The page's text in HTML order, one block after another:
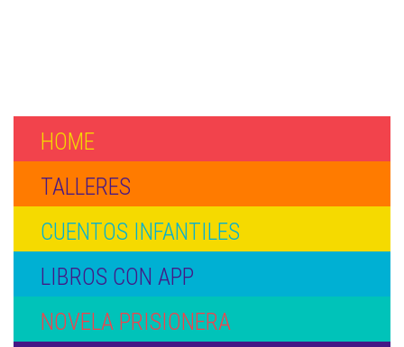
HOME
TALLERES
CUENTOS INFANTILES
LIBROS CON APP
NOVELA PRISIONERA